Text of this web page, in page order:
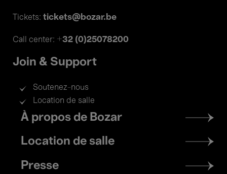
Tickets: tickets@bozar.be
Call center: +32 (0)25078200
Join & Support
Soutenez-nous
Location de salle
Footer
menu
À propos de Bozar
Location de salle
Presse